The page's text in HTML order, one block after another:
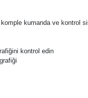
kumanda ve kontrol
kontrol edin